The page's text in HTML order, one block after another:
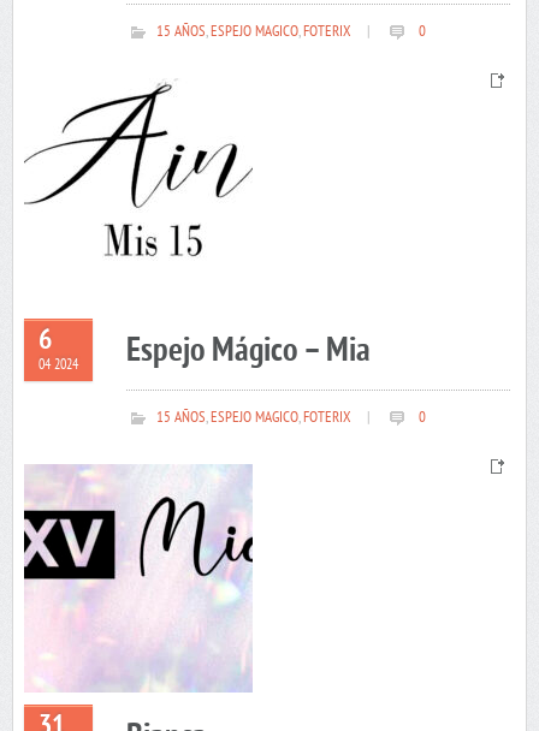
15 AÑOS,ESPEJO MAGICO,FOTERIX 0
6
04 2024 Espejo Mágico – Mia
15 AÑOS,ESPEJO MAGICO,FOTERIX 0